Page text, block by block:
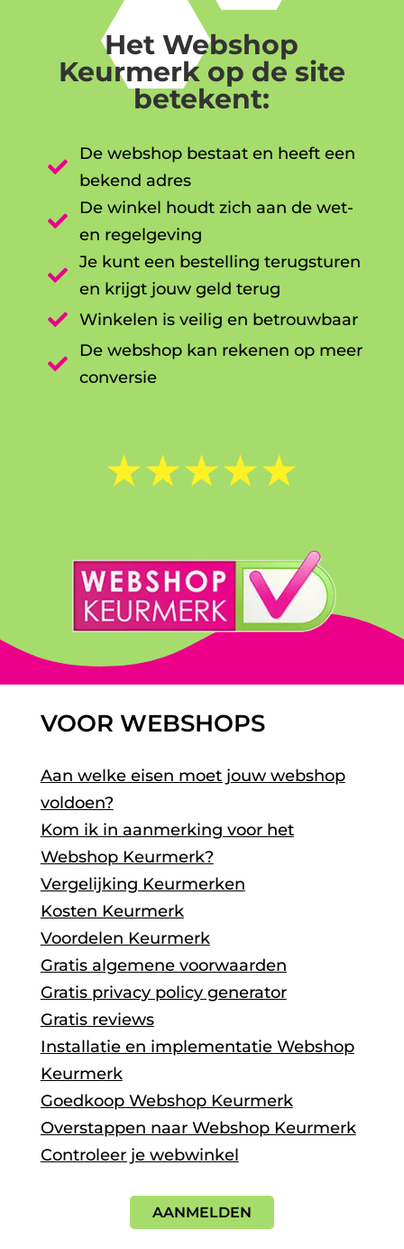
Het Webshop
Keurmerk op de site
betekent:

De webshop bestaat en heeft een
bekend adres

De winkel houdt zich aan de wet-
en regelgeving

Je kunt een bestelling terugsturen
en krijgt jouw geld terug

Winkelen is veilig en betrouwbaar

De webshop kan rekenen op meer
conversie
☆☆☆☆☆
VOOR WEBSHOPS
Aan welke eisen moet jouw webshop
voldoen?
Kom ik in aanmerking voor het
Webshop Keurmerk?
Vergelijking Keurmerken
Kosten Keurmerk
Voordelen Keurmerk
Gratis algemene voorwaarden
Gratis privacy policy generator
Gratis reviews
Installatie en implementatie Webshop
Keurmerk
Goedkoop Webshop Keurmerk
Overstappen naar Webshop Keurmerk
Controleer je webwinkel
AANMELDEN